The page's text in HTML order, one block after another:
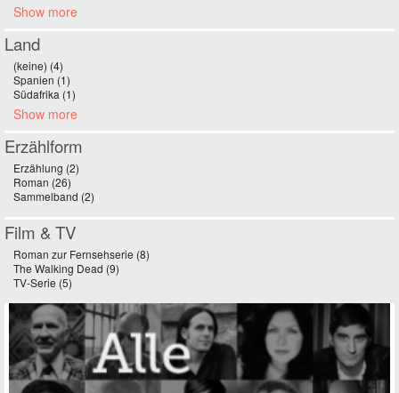
Show more
Land
(keine) (4)
Spanien (1)
Südafrika (1)
Show more
Erzählform
Erzählung (2)
Roman (26)
Sammelband (2)
Film & TV
Roman zur Fernsehserie (8)
The Walking Dead (9)
TV-Serie (5)